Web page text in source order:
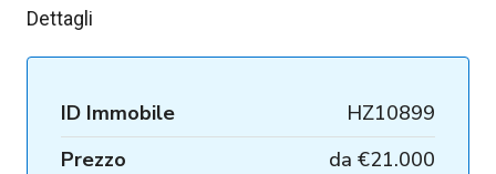
Dettagli
ID Immobile
HZ10899
Prezzo
da €21.000